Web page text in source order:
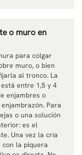
o muro en
para colgar
muro, o bien
al tronco. La
entre 1,5 y 4
enjambres o
Para
o una solución
es el
Una vez la cría
la piquera